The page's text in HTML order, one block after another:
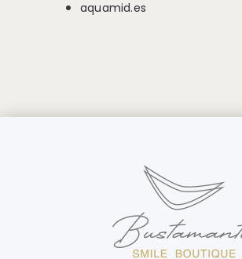
aquamid.es